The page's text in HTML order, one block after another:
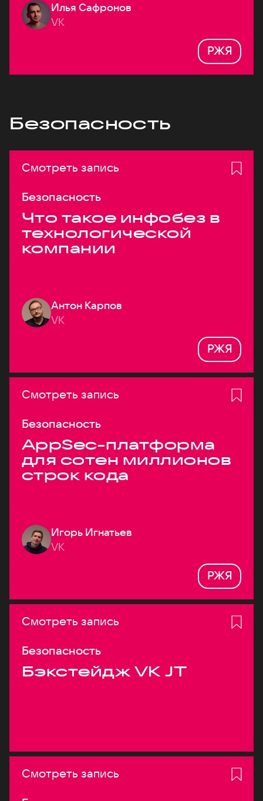
Илья Сафронов
VK
РЖЯ
Безопасность
Смотреть запись
Безопасность
Что такое инфобез в
технологической
компании
Антон Карпов
VK
РЖЯ
Смотреть запись
Безопасность
AppSec-платформа
для сотен миллионов
строк кода
Игорь Игнатьев
VK
РЖЯ
Смотреть запись
Безопасность
Бэкстейдж VK JT
Смотреть запись